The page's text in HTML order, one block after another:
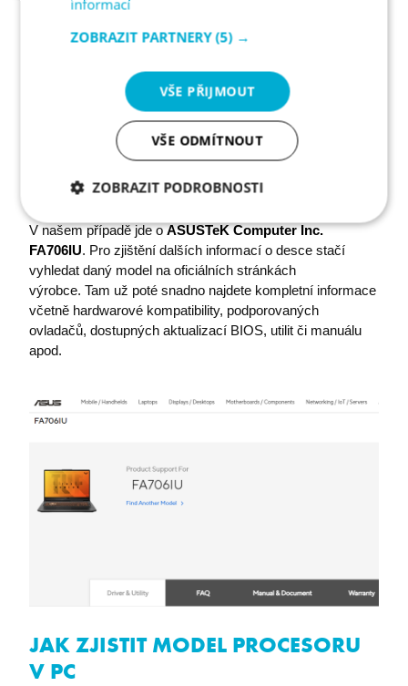
V našem případě jde oASUSTeK Computer Inc.
FA706IU. Pro zjištění dalších informací o desce stačí
vyhledat daný model na oficiálních stránkách
výrobce. Tam už poté snadno najdete kompletní informace
včetně hardwarové kompatibility, podporovaných
ovladačů, dostupných aktualizací BIOS, utilit či manuálu
apod.
JAK ZJISTIT MODEL PROCESORU
V PC
informací
ZOBRAZIT PARTNERY (5) →
VŠE PŘIJMOUT
VŠE ODMÍTNOUT
ZOBRAZIT PODROBNOSTI
Nezbytně
nutné
soubory
Analytika Marketing
Funkční soubory
Marketing
Nezbytně nutné soubory cookie umožňují základní
Poskytovatel / Doména
I6IISCOOKIECONSENT0
eshop.premocz.eu